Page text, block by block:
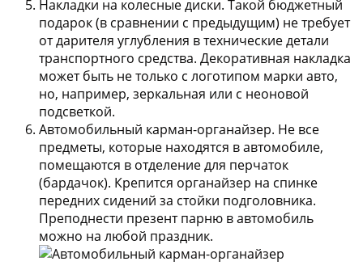
Накладки на колесные диски. Такой бюджетный
подарок (в сравнении с предыдущим) не требует
от дарителя углубления в технические детали
транспортного средства. Декоративная накладка
может быть не только с логотипом марки авто,
но, например, зеркальная или с неоновой
подсветкой.
Автомобильный карман-органайзер. Не все
предметы, которые находятся в автомобиле,
помещаются в отделение для перчаток
(бардачок). Крепится органайзер на спинке
передних сидений за стойки подголовника.
Преподнести презент парню в автомобиль
можно на любой праздник.